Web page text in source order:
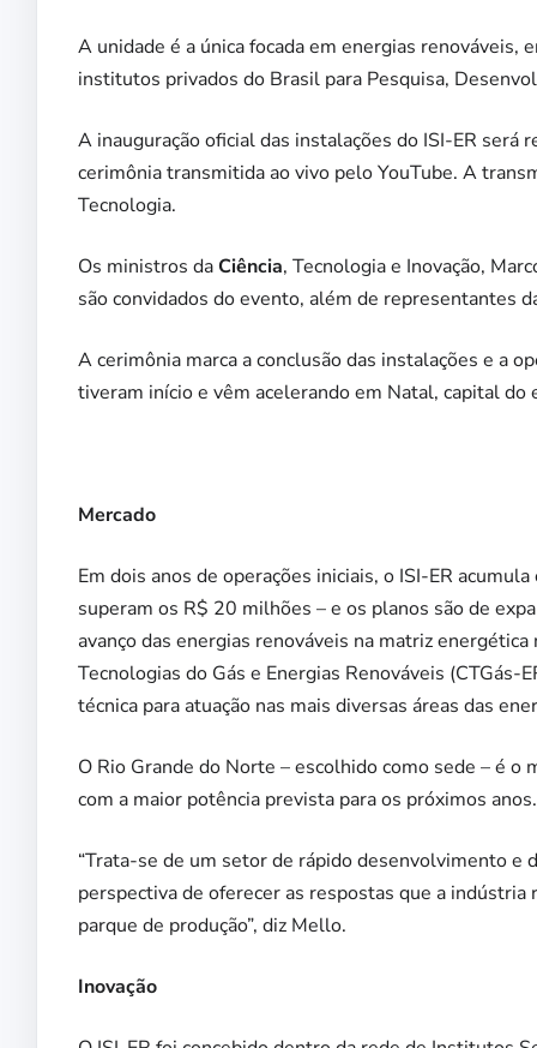
A unidade é a única focada em energias
institutos privados do Brasil para Pesquisa,
A inauguração oficial das instalações do ISI-ER
cerimônia transmitida ao vivo pelo YouTube. A
Tecnologia.
Os ministros daCiência, Tecnologia e Inovação,
são convidados do evento, além de representantes
A cerimônia marca a conclusão das instalações e a
tiveram início e vêm acelerando em Natal, capital do
Mercado
Em dois anos de operações iniciais, o ISI-ER
superam os R$ 20 milhões – e os planos são de
avanço das energias renováveis na matriz
Tecnologias do Gás e Energias Renováveis
técnica para atuação nas mais diversas áreas das
O Rio Grande do Norte – escolhido como sede – é
com a maior potência prevista para os próximos anos.
“Trata-se de um setor de rápido desenvolvimento
perspectiva de oferecer as respostas que a indústria
parque de produção”, diz Mello.
Inovação